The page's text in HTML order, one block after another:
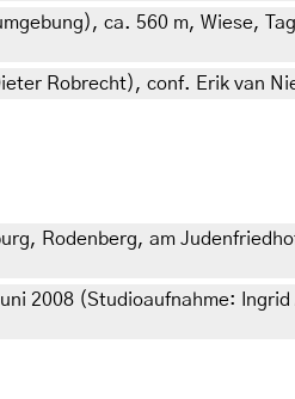
ca. 560 m, Wiese,
Robrecht), conf. Erik van
Rodenberg, am
2008 (Studioaufnahme: